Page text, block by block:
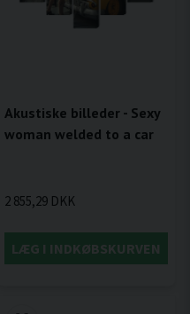
Akustiske billeder - Sexy
woman welded to a car
2 855,29 DKK
LÆG I INDKØBSKURVEN